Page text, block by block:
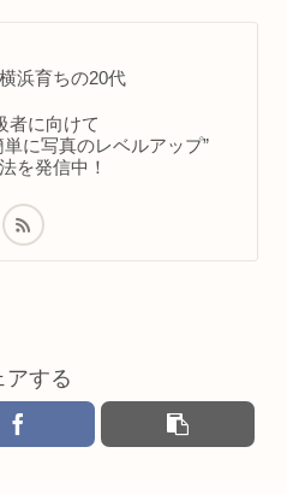
浜育ちの20代
者に向けて
単に写真のレベルアップ”
を発信中！
アする